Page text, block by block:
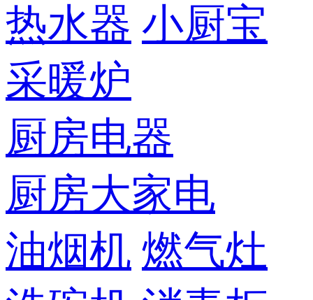
热水器 小厨宝
采暖炉
厨房电器
厨房大家电
油烟机 燃气灶